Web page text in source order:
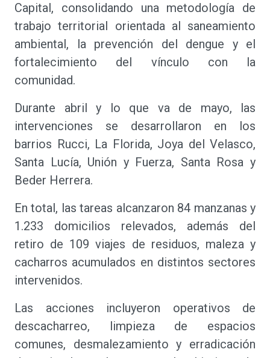
Capital, consolidando una metodología de
trabajo territorial orientada al saneamiento
ambiental, la prevención del dengue y el
fortalecimiento del vínculo con la
comunidad.
Durante abril y lo que va de mayo, las
intervenciones se desarrollaron en los
barrios Rucci, La Florida, Joya del Velasco,
Santa Lucía, Unión y Fuerza, Santa Rosa y
Beder Herrera.
En total, las tareas alcanzaron 84 manzanas y
1.233 domicilios relevados, además del
retiro de 109 viajes de residuos, maleza y
cacharros acumulados en distintos sectores
intervenidos.
Las acciones incluyeron operativos de
descacharreo, limpieza de espacios
comunes, desmalezamiento y erradicación